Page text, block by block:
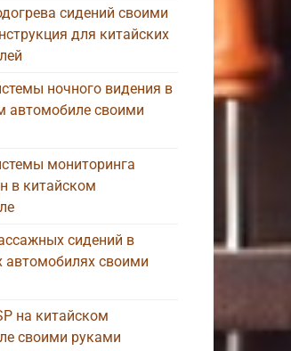
сидений своими
для китайских
ночного видения в
автомобиле своими
мониторинга
в китайском
сидений в
автомобилях своими
на китайском
своими руками